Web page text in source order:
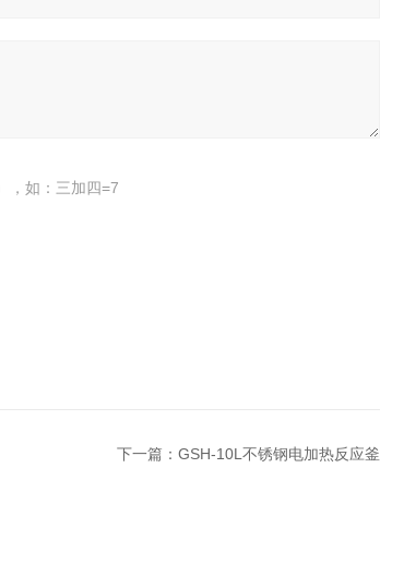
，如：三加四=7
下一篇： GSH-10L不锈钢电加热反应釜